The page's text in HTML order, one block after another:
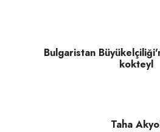
Bulgaristan
kokteyl
Taha